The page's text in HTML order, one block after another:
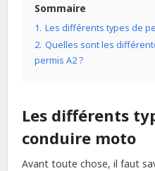
Sommaire
1. Les différents types de
2. Quelles sont les
permis A2 ?
Les différents
conduire moto
Avant toute chose, il faut